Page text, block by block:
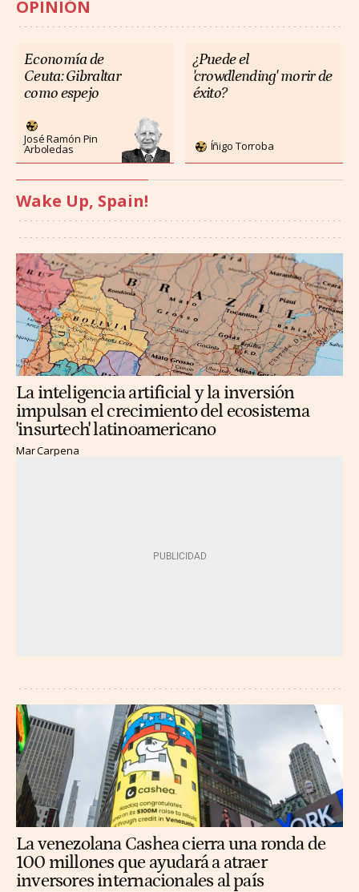
OPINIÓN
Economía de
Ceuta: Gibraltar
como espejo
José Ramón Pin
Arboledas
¿Puede el
'crowdlending' morir de
éxito?
Íñigo Torroba
Wake Up, Spain!
La inteligencia artificial y la inversión
impulsan el crecimiento del ecosistema
'insurtech' latinoamericano
Mar Carpena
La venezolana Cashea cierra una ronda de
100 millones que ayudará a atraer
inversores internacionales al país